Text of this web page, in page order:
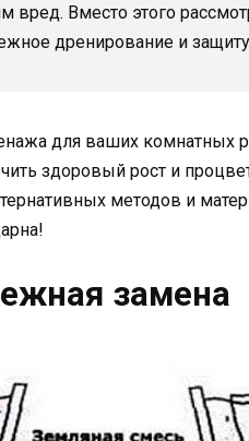
вред. Вместо этого
дренирование и
для ваших комнатных
здоровый рост и
методов и
замена